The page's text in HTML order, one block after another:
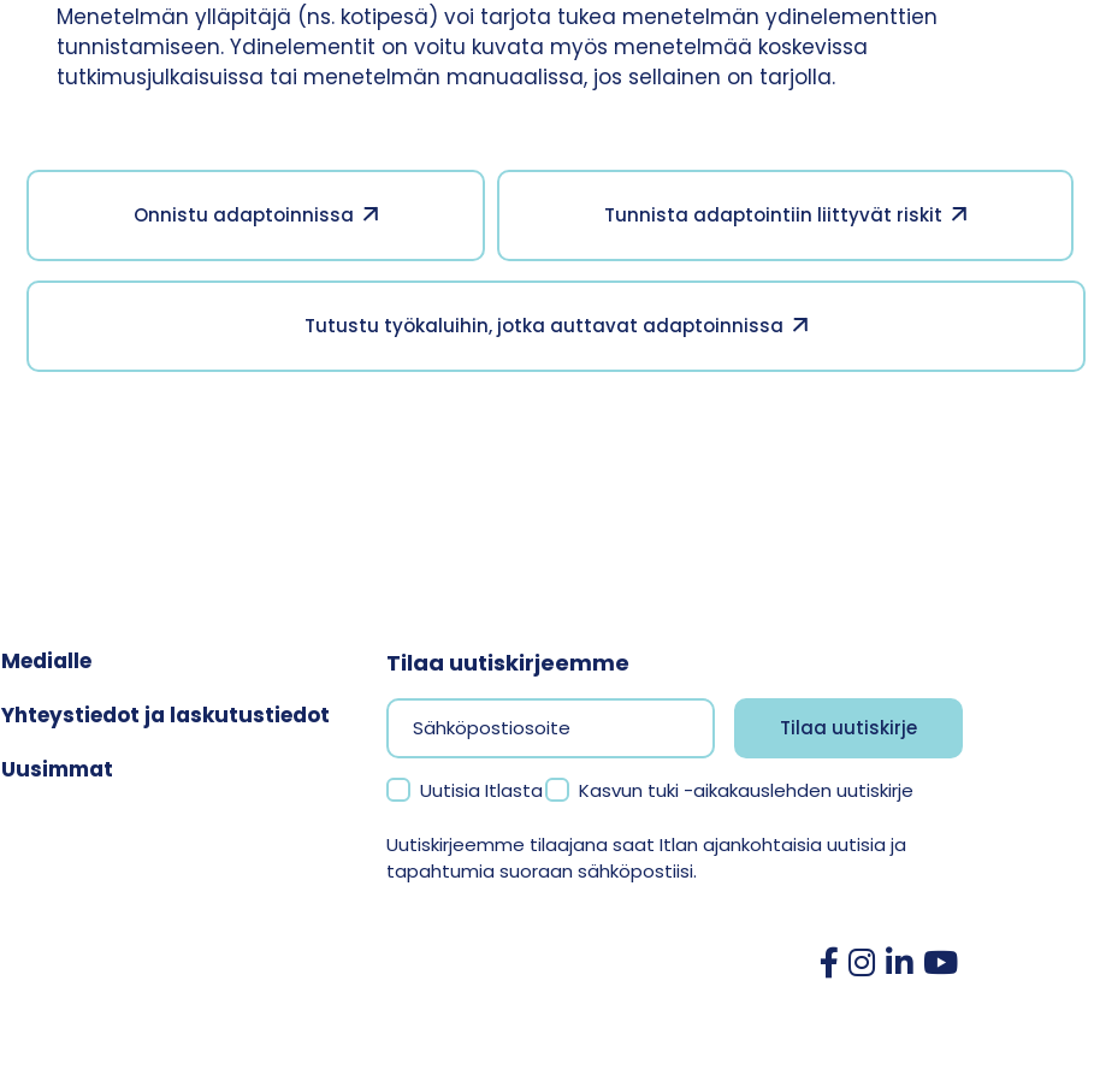
Menetelmän ylläpitäjä (ns. kotipesä) voi tarjota tukea menetelmän ydinelementtien
tunnistamiseen. Ydinelementit on voitu kuvata myös menetelmää koskevissa
tutkimusjulkaisuissa tai menetelmän manuaalissa, jos sellainen on tarjolla.
Onnistu adaptoinnissa Tunnista adaptointiin liittyvät riskit
Tutustu työkaluihin, jotka auttavat adaptoinnissa
Medialle
Yhteystiedot ja laskutustiedot
Uusimmat
Tilaa uutiskirjeemme
Uutisia Itlasta Kasvun tuki -aikakauslehden uutiskirje
Uutiskirjeemme tilaajana saat Itlan ajankohtaisia uutisia ja
tapahtumia suoraan sähköpostiisi.